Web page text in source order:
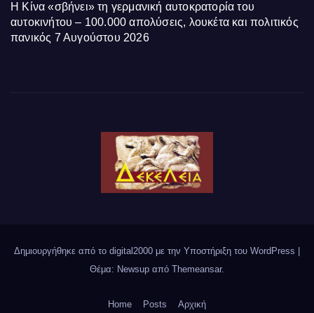
Η Κίνα «σβήνει» τη γερμανική αυτοκρατορία του
αυτοκινήτου – 100.000 απολύσεις, λουκέτα και πολιτικός
πανικός 7 Αυγούστου 2026
Δημιουργήθηκε από το digital2000 με την Υποστήριξη του WordPress
Θέμα: Newsup από Themeansar.
Home Posts Αρχική